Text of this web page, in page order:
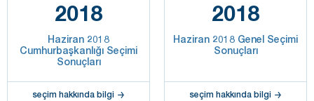
2018
Haziran 2018
Cumhurbaşkanlığı Seçimi
Sonuçları
seçim hakkında bilgi
2018
Haziran 2018 Genel Seçimi
Sonuçları
seçim hakkında bilgi